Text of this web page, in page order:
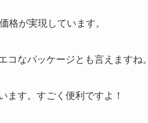
格が実現しています。
コなパッケージとも言えますね。
ます。すごく便利ですよ！